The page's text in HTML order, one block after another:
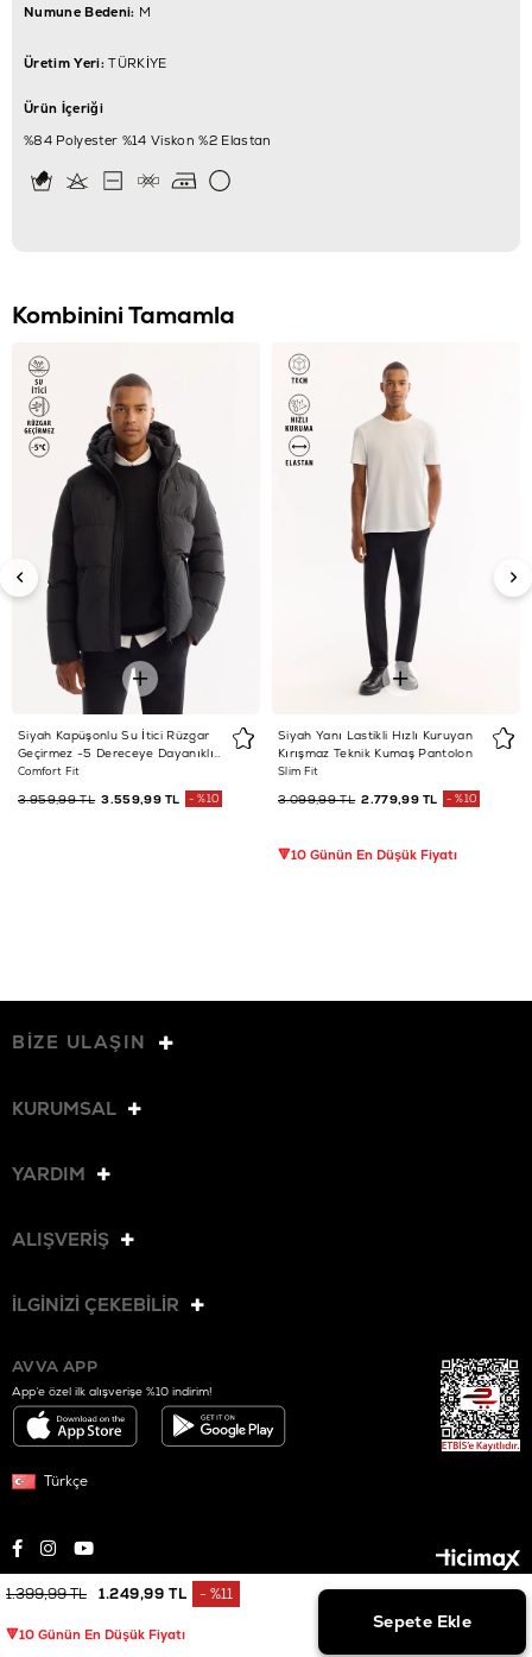
Numune Bedeni: M
Üretim Yeri:TÜRKİYE
Ürün İçeriği
%84 Polyester %14 Viskon %2 Elastan
Kombinini Tamamla
Siyah Kapüşonlu Su İtici Rüzgar
Geçirmez -5 Dereceye Dayanıklı
Şişme Mont
Comfort Fit
3.559,99 TL
3.959,99 TL %10
Siyah Yanı Lastikli Hızlı Kuruyan
Kırışmaz Teknik Kumaş Pantolon
Slim Fit
2.779,99 TL
3.099,99 TL %10
🔻10 Günün En Düşük Fiyatı
1.399,99 TL 1.249,99 TL %11
🔻10 Günün En Düşük Fiyatı
BİZE ULAŞIN
KURUMSAL
YARDIM
ALIŞVERİŞ
İLGİNİZİ ÇEKEBİLİR
AVVA APP
App’e özel ilk alışverişe %10 indirim!
Türkçe
© 2025 AVVA. Tüm hakları saklıdır.